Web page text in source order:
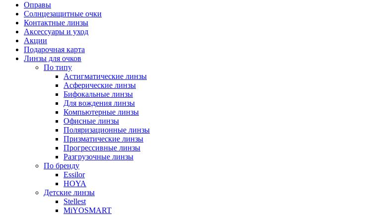
Оправы
Солнцезащитные очки
Контактные линзы
Аксессуары и уход
Акции
Подарочная карта
Линзы для очков
По типу
Астигматические линзы
Асферические линзы
Бифокальные линзы
Для вождения линзы
Компьютерные линзы
Офисные линзы
Поляризационные линзы
Призматические линзы
Прогрессивные линзы
Разгрузочные линзы
По бренду
Essilor
HOYA
Детские линзы
Stellest
MiYOSMART